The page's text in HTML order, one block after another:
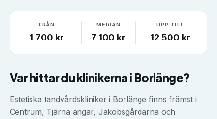
FRÅN
1 700 kr
MEDIAN
7 100 kr
UPP TILL
12 500 kr
Var hittar du klinikerna i Borlänge?
Estetiska tandvårdskliniker i Borlänge finns främst i
Centrum, Tjärna ängar, Jakobsgårdarna och